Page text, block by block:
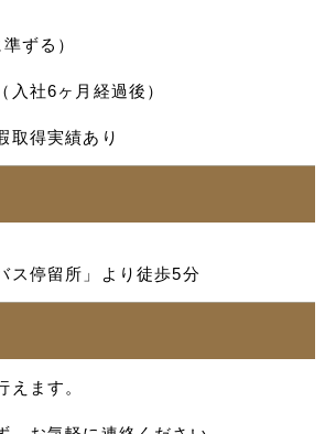
ずる）
入社6ヶ月経過後）
取得実績あり
ス停留所」より徒歩5分
えます。